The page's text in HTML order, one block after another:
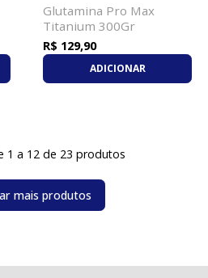
Glutamina Pro Max
Titanium 300Gr
R$ 129,90
ADICIONAR
1 a 12 de 23 produtos
mais produtos